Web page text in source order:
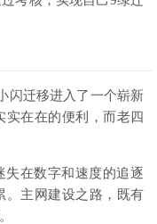
闪迁移进入了一个崭新
实在在的便利，而老四
失在数字和速度的追逐
。主网建设之路，既有